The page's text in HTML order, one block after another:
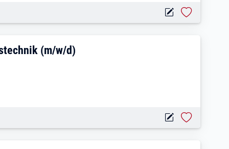
Automatisierungstechnik (m/w/d)
(m/w/d)